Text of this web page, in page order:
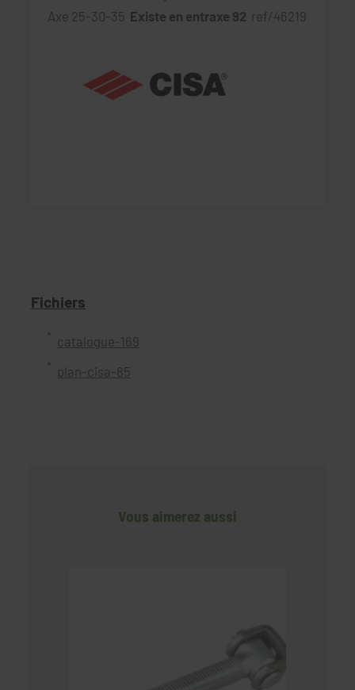
Axe 25-30-35 Existe en entraxe 92 ref/46219
Fichiers
catalogue-169
plan-cisa-85
Vous aimerez aussi